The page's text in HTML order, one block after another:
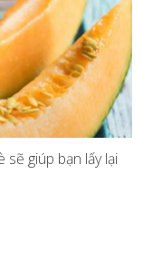
giúp bạn lấy lại